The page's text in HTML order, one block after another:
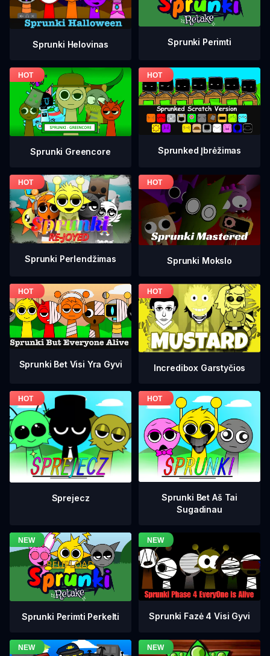
Sprunki Helovinas Sprunki Perimti
Sprunki Greencore Sprunked Įbrėžimas
Sprunki Perlendžimas Sprunki Mokslo
Sprunki Bet Visi Yra Gyvi Incredibox Garstyčios
Sprejecz
Sprunki Bet Aš Tai
Sugadinau
Sprunki Perimti Perkelti Sprunki Fazė 4 Visi Gyvi